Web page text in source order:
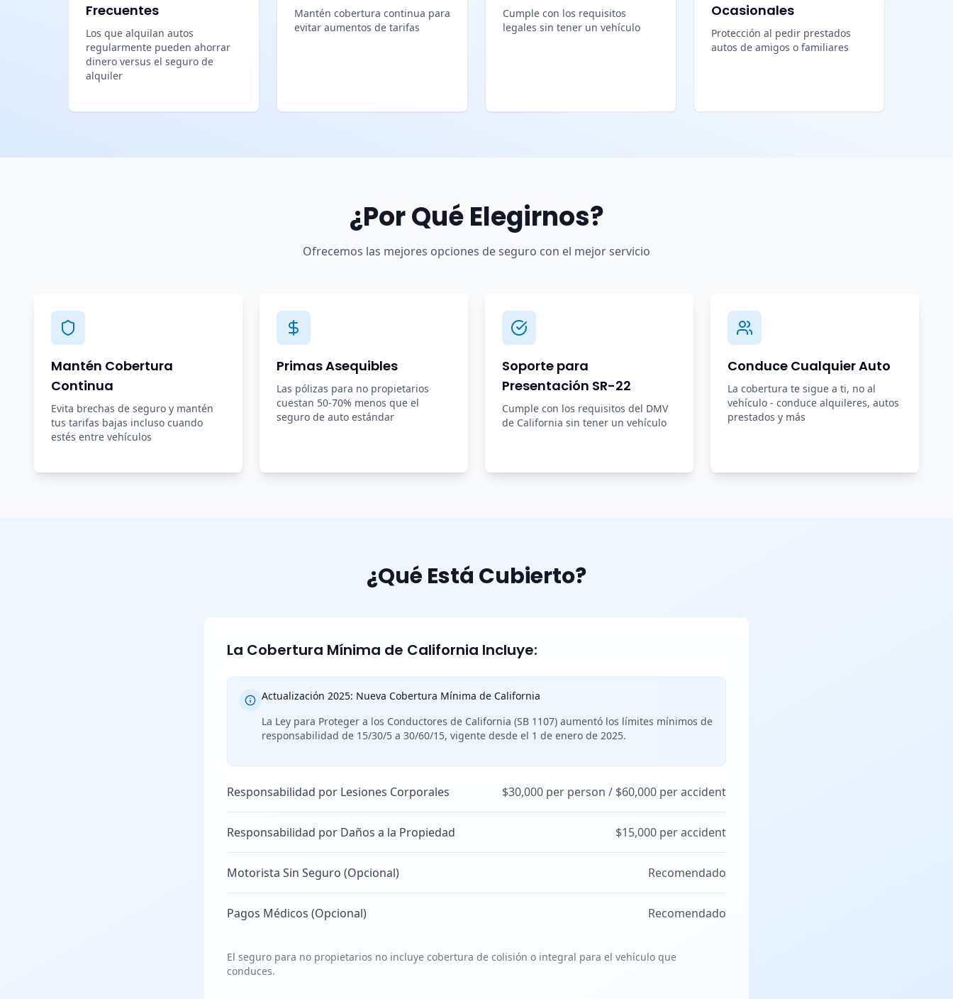
Frecuentes
Los que alquilan autos
regularmente pueden ahorrar
dinero versus el seguro de
alquiler
Mantén cobertura continua para
evitar aumentos de tarifas
Cumple con los requisitos
legales sin tener un vehículo
Ocasionales
Protección al pedir prestados
autos de amigos o familiares
¿Por Qué Elegirnos?
Ofrecemos las mejores opciones de seguro con el mejor servicio
Mantén Cobertura
Continua
Evita brechas de seguro y mantén
tus tarifas bajas incluso cuando
estés entre vehículos
Primas Asequibles
Las pólizas para no propietarios
cuestan 50-70% menos que el
seguro de auto estándar
Soporte para
Presentación SR-22
Cumple con los requisitos del DMV
de California sin tener un vehículo
Conduce Cualquier Auto
La cobertura te sigue a ti, no al
vehículo - conduce alquileres, autos
prestados y más
¿Qué Está Cubierto?
La Cobertura Mínima de California Incluye:
Actualización 2025: Nueva Cobertura Mínima de California
La Ley para Proteger a los Conductores de California (SB 1107) aumentó los límites mínimos de
responsabilidad de 15/30/5 a 30/60/15, vigente desde el 1 de enero de 2025.
Responsabilidad por Lesiones Corporales $30,000 per person / $60,000 per accident
Responsabilidad por Daños a la Propiedad $15,000 per accident
Motorista Sin Seguro (Opcional) Recomendado
Pagos Médicos (Opcional) Recomendado
El seguro para no propietarios no incluye cobertura de colisión o integral para el vehículo que
conduces.